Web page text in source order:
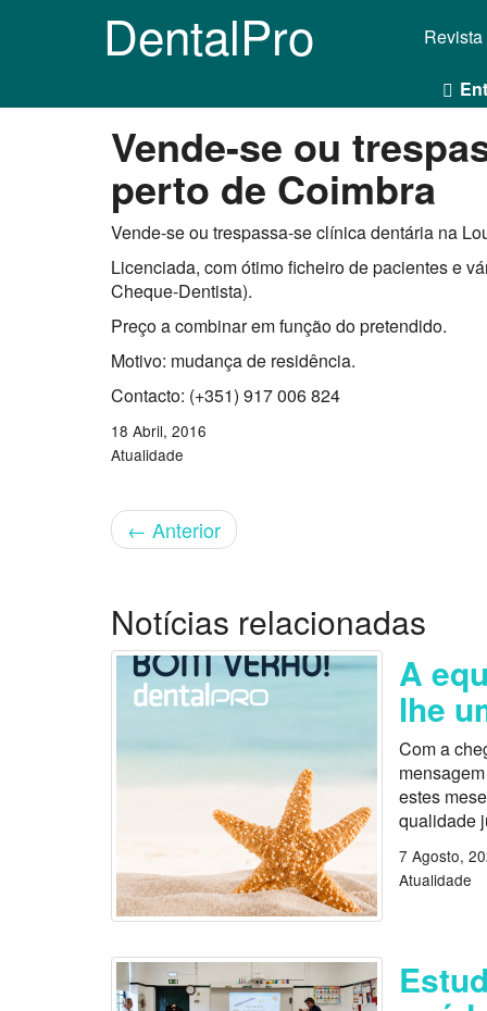
DentalPro Revista
Vende-se ou
perto de Coimbra
Vende-se ou trespassa-se clínica dentária na
Licenciada, com ótimo ficheiro de pacientes e
Cheque-Dentista).
Preço a combinar em função do pretendido.
Motivo: mudança de residência.
Contacto: (+351) 917 006 824
18 Abril, 2016
Atualidade
← Anterior
Notícias relacionadas
A
lhe
Com a
estes
qualidade
7 Agosto,
Atualidade